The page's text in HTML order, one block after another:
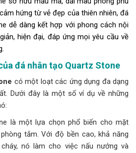
hứng từ vẻ đẹp của thiên nhiên, đá
dễ dàng kết hợp với phong cách nội
hiện đại, đáp ứng mọi yêu cầu về
đá nhân tạo Quartz Stone
có một loạt các ứng dụng đa dạng
Dưới đây là một số ví dụ về những
là một lựa chọn phổ biến cho mặt
tắm. Với độ bền cao, khả năng
nó làm cho việc nấu nướng và